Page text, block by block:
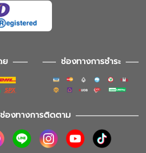
ย ช่องทางการชำระ
ช่องทางการติดตาม